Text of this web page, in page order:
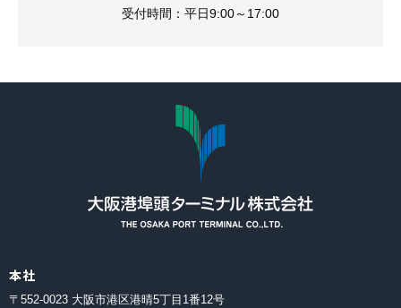
受付時間：平日9:00～17:00
本社
〒552-0023 ⼤阪市港区港晴5丁⽬1番12号